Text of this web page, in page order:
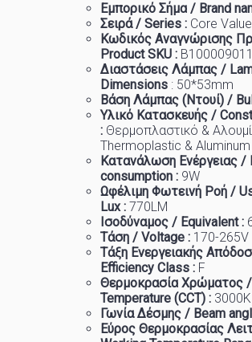
Εμπορικό Σήμα / Brand
Σειρά / Series : Core Value
Κωδικός Αναγνώρισης
Product SKU : B100009011
Διαστάσεις Λάμπας /
Dimensions : 50*53mm
Βάση Λάμπας (Ντουί) /
Υλικό Κατασκευής /
: Θερμοπλαστικό &
Thermoplastic & Aluminum
Κατανάλωση Ενέργειας /
consumption : 9W
Ωφέλιμη Φωτεινή Ροή /
Lux : 770LM
Ισοδύναμος / Equivalent :
Τάση / Voltage : 170-265V
Τάξη Ενεργειακής
Efficiency Class : F
Θερμοκρασία Χρώματος
Temperature (CCT) : 3000K
Γωνία Δέσμης / Beam
Εύρος Θερμοκρασίας